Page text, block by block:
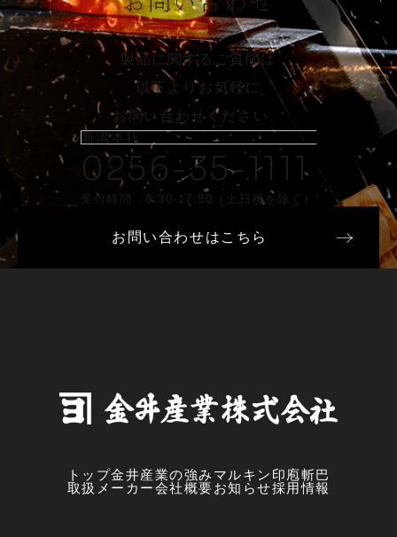
製品に関するご質問は
以下よりお気軽に
お問い合わせください。
新潟本社
0256-35-1111
受付時間 8:30-17:30（土日祝を除く）
お問い合わせはこちら
トップ金井産業の強み マルキン印 庖斬巴
取扱メーカー会社概要お知らせ採用情報